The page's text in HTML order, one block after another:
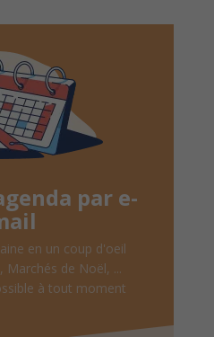
par e-
en un coup d'oeil
Marchés de Noël, ...
à tout moment